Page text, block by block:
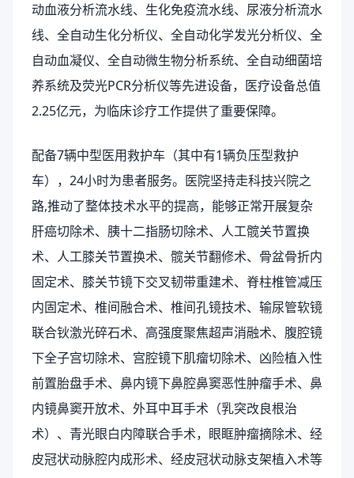
动血液分析流水线、生化免疫流水线、尿液分析流水
线、全自动生化分析仪、全自动化学发光分析仪、全
自动血凝仪、全自动微生物分析系统、全自动细菌培
养系统及荧光PCR分析仪等先进设备，医疗设备总值
2.25亿元，为临床诊疗工作提供了重要保障。
配备7辆中型医用救护车（其中有1辆负压型救护
车），24小时为患者服务。医院坚持走科技兴院之
路,推动了整体技术水平的提高，能够正常开展复杂
肝癌切除术、胰十二指肠切除术、人工髋关节置换
术、人工膝关节置换术、髋关节翻修术、骨盆骨折内
固定术、膝关节镜下交叉韧带重建术、脊柱椎管减压
内固定术、椎间融合术、椎间孔镜技术、输尿管软镜
联合钬激光碎石术、高强度聚焦超声消融术、腹腔镜
下全子宫切除术、宫腔镜下肌瘤切除术、凶险植入性
前置胎盘手术、鼻内镜下鼻腔鼻窦恶性肿瘤手术、鼻
内镜鼻窦开放术、外耳中耳手术（乳突改良根治
术）、青光眼白内障联合手术，眼眶肿瘤摘除术、经
皮冠状动脉腔内成形术、经皮冠状动脉支架植入术等